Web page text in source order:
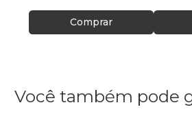
Comprar
Você também pode